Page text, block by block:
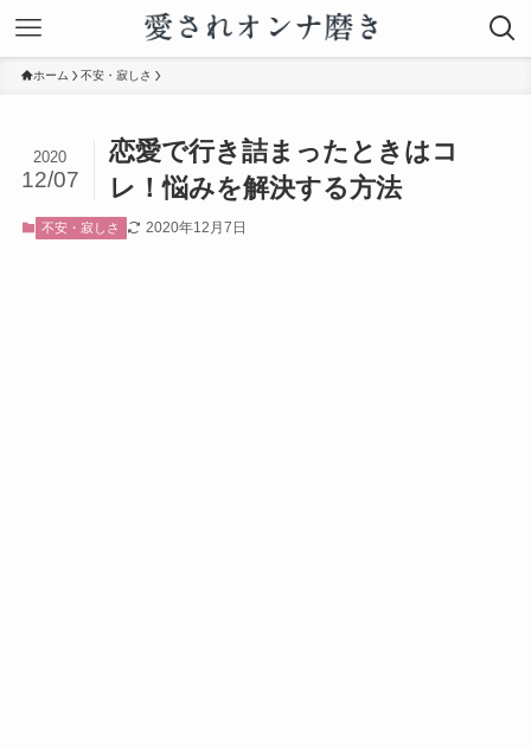
ホーム 不安・寂しさ
恋愛で行き詰まったときはコ
レ！悩みを解決する方法
2020
12/07
不安・寂しさ 2020年12月7日